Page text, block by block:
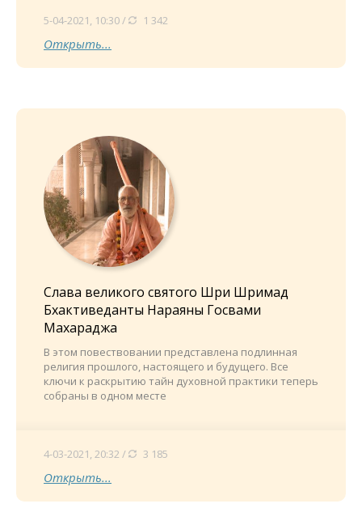
5-04-2021, 10:30 / 1 342
Открыть...
Слава великого святого Шри Шримад
Бхактиведанты Нараяны Госвами
Махараджа
В этом повествовании представлена подлинная
религия прошлого, настоящего и будущего. Все
ключи к раскрытию тайн духовной практики теперь
собраны в одном месте
4-03-2021, 20:32 / 3 185
Открыть...